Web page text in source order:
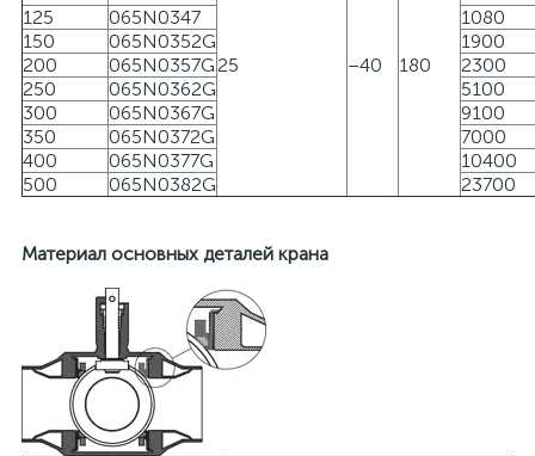
25 –40 180
125
065N0347
1080
150
065N0352G
1900
200
065N0357G
2300
250
065N0362G
5100
300
065N0367G
9100
350
065N0372G
7000
400
065N0377G
10400
500
065N0382G 23700
Материал основных деталей крана